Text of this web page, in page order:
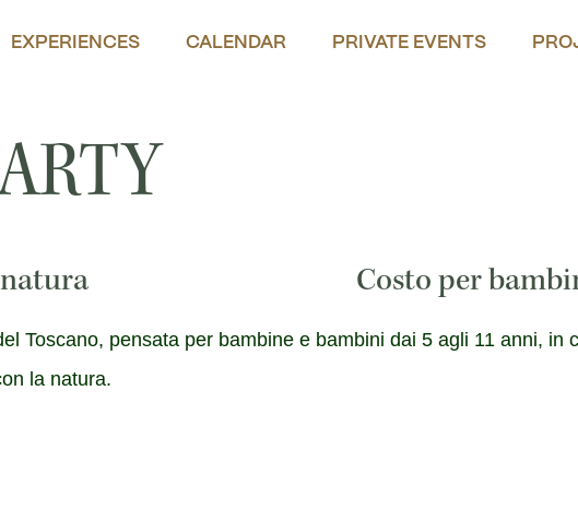
EXPERIENCES CALENDAR PRIVATE EVENTS
Costo per
Toscano, pensata per bambine e bambini dai 5 agli 11 anni, in
la natura.